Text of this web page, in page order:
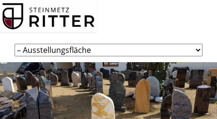
Navigation
überspringen